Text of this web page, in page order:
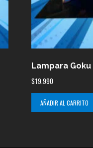
Lampara
$19.990
AÑADIR AL CARRITO